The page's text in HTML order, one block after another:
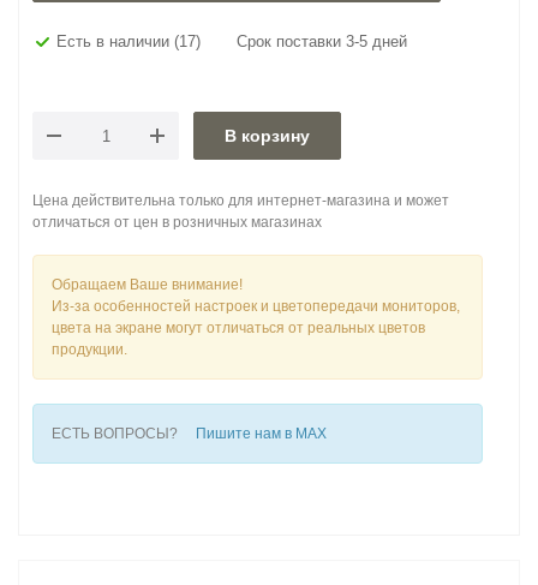
Есть в наличии (17) Срок поставки 3-5 дней
В корзину
Цена действительна только для интернет-магазина и может
отличаться от цен в розничных магазинах
Обращаем Ваше внимание!
Из-за особенностей настроек и цветопередачи мониторов,
цвета на экране могут отличаться от реальных цветов
продукции.
ЕСТЬ ВОПРОСЫ? Пишите нам в MAX